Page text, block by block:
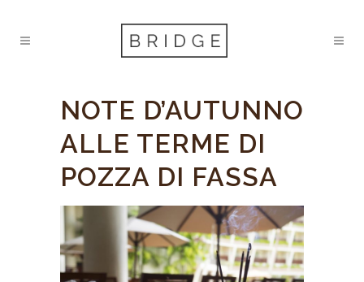
NOTE D’AUTUNNO
ALLE TERME DI
POZZA DI FASSA